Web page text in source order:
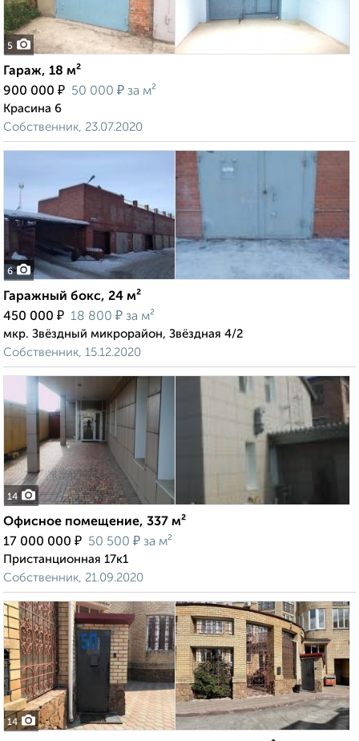
5
Гараж, 18 м²
900 000 ₽ 50 000 ₽ за м²
Красина 6
Собственник, 23.07.2020
6
Гаражный бокс, 24 м²
450 000 ₽ 18 800 ₽ за м²
мкр. Звёздный микрорайон, Звёздная 4/2
Собственник, 15.12.2020
14
Офисное помещение, 337 м²
17 000 000 ₽ 50 500 ₽ за м²
Пристанционная 17к1
Собственник, 21.09.2020
14